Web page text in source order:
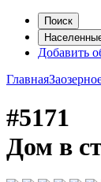
Поиск
Добавить
Главная
#5171
Дом в